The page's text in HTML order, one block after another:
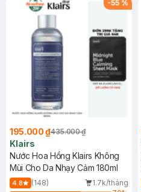
-55 %
195.000 ₫435.000 ₫
Klairs
Nước Hoa Hồng Klairs Không
Mùi Cho Da Nhạy Cảm 180ml
4.8 (148)
1.7k/tháng